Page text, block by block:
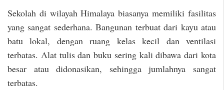
Sekolah di wilayah Himalaya biasanya memiliki fasilitas
yang sangat sederhana. Bangunan terbuat dari kayu atau
batu lokal, dengan ruang kelas kecil dan ventilasi
terbatas. Alat tulis dan buku sering kali dibawa dari kota
besar atau didonasikan, sehingga jumlahnya sangat
terbatas.